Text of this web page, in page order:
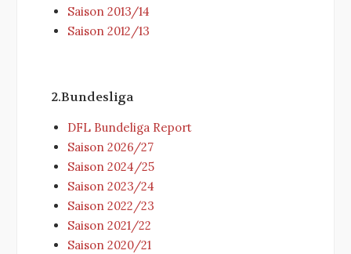
Saison 2013/14
Saison 2012/13
2.Bundesliga
DFL Bundeliga Report
Saison 2026/27
Saison 2024/25
Saison 2023/24
Saison 2022/23
Saison 2021/22
Saison 2020/21